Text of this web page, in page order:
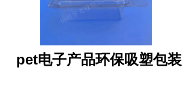
pet电子产品环保吸塑包装